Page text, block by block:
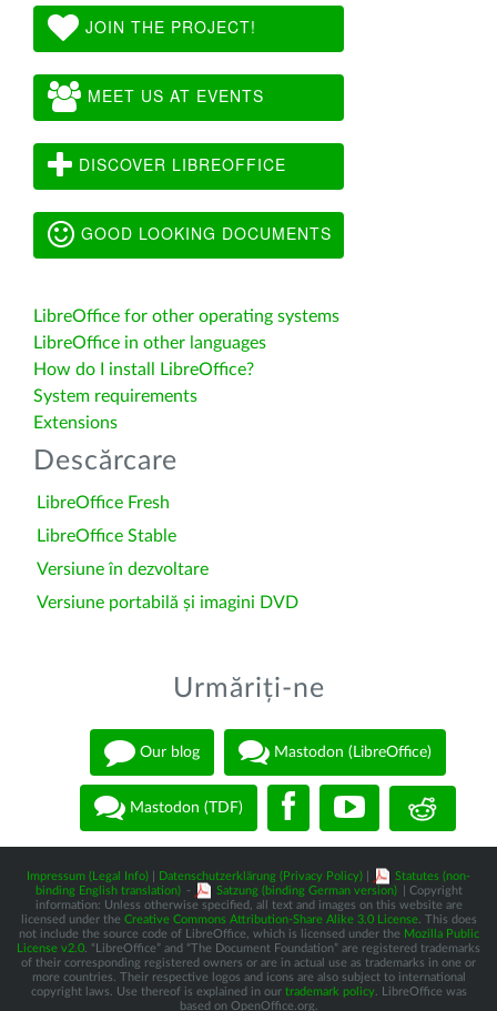
JOIN THE PROJECT!
MEET US AT EVENTS
DISCOVER LIBREOFFICE
GOOD LOOKING DOCUMENTS
LibreOffice for other operating systems
LibreOffice in other languages
How do I install LibreOffice?
System requirements
Extensions
Descărcare
LibreOffice Fresh
LibreOffice Stable
Versiune în dezvoltare
Versiune portabilă și imagini DVD
Urmăriți-ne
Our blog Mastodon (LibreOffice)
Mastodon (TDF)
Impressum (Legal Info) Datenschutzerklärung (Privacy Policy)
Statutes (non-
binding English translation) - Satzung (binding German version)
| Copyright
information: Unless otherwise specified, all text and images on this website are
licensed under the Creative Commons Attribution-Share Alike 3.0 License. This does
not include the source code of LibreOffice, which is licensed under the Mozilla Public
License v2.0 . “LibreOffice” and “The Document Foundation” are registered trademarks
of their corresponding registered owners or are in actual use as trademarks in one or
more countries. Their respective logos and icons are also subject to international
copyright laws. Use thereof is explained in our trademark policy. LibreOffice was
based on OpenOffice.org.